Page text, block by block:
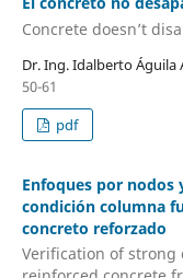
Concrete doesn’t
Dr. Ing. Idalberto Águila
50-61
pdf
Enfoques por nodos
condición columna
concreto reforzado
Verification of strong